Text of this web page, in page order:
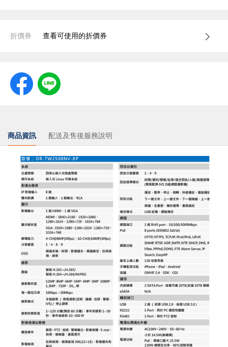
折價券 查看可使用的折價券
商品資訊 配送及售後服務說明